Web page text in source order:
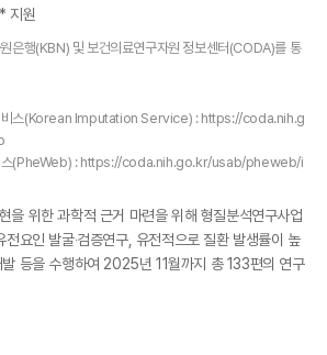
지원
은행(KBN) 및 보건의료연구자원 정보센터(CODA)를 통
비스(Korean Imputation Service) : https://coda.nih.g
스(PheWeb) : https://coda.nih.go.kr/usab/pheweb/i
을 위한 과학적 근거 마련을 위해 형질분석연구사업
요인 발굴‧검증연구, 유전적으로 질환 발생률이 높
등을 수행하여 2025년 11월까지 총 133편의 연구